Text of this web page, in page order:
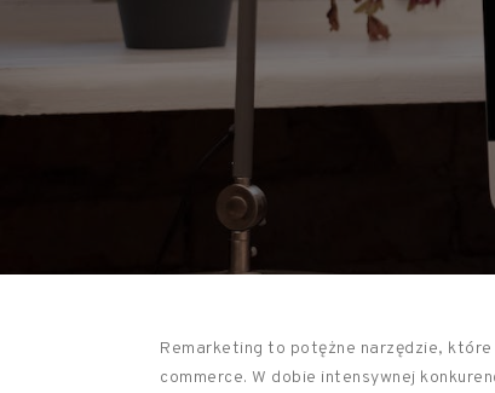
Remarketing to potężne narzędzie,
commerce. W dobie intensywnej